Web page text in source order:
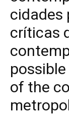
cidades
críticas
of the